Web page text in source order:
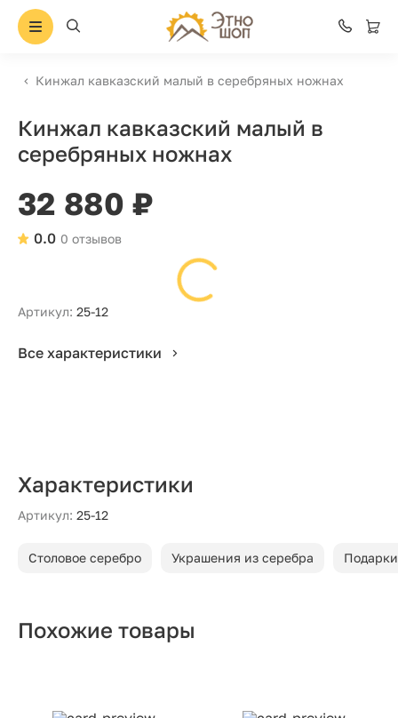
Кинжал кавказский малый в серебряных ножнах
Кинжал кавказский малый в
серебряных ножнах
32 880 ₽
0 отзывов
0.0
Артикул: 25-12
Все характеристики
Характеристики
Артикул: 25-12
Столовое серебро Украшения из серебра
Похожие товары